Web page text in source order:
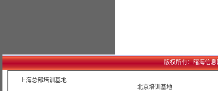
版权所有：曙海信息
上海总部培训基地
北京培训基地